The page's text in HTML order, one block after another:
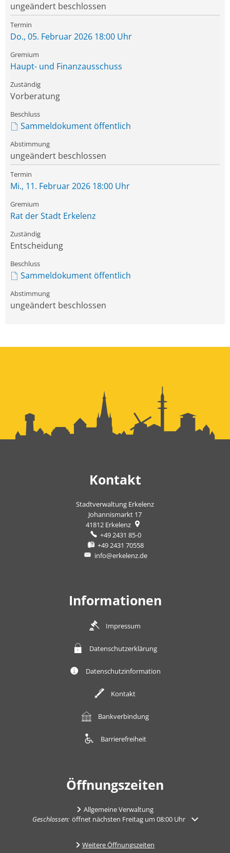
ungeändert beschlossen
Do., 05. Februar 2026 18:00 Uhr
Haupt- und Finanzausschuss
Vorberatung
Sammeldokument öffentlich
ungeändert beschlossen
Mi., 11. Februar 2026 18:00 Uhr
Rat der Stadt Erkelenz
Entscheidung
Sammeldokument öffentlich
ungeändert beschlossen
Kontakt
Stadtverwaltung Erkelenz
Johannismarkt 17
41812 Erkelenz
+49 2431 85-0
+49 2431 70558
info@erkelenz.de
Informationen
Impressum
Datenschutzerklärung
Datenschutzinformation
Kontakt
Bankverbindung
Barrierefreiheit
Öffnungszeiten
Allgemeine Verwaltung
Klicken, um weitere Öffnungs- oder Schließzeiten auszublenden
Geschlossen: öffnet nächsten Freitag um 08:00 Uhr
Weitere Öffnungszeiten